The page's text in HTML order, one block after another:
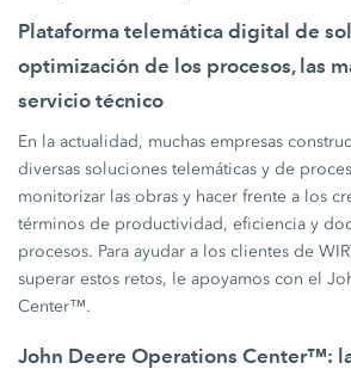
Plataforma telemática digital de
optimización de los procesos, las
servicio técnico
En la actualidad, muchas empresas
diversas soluciones telemáticas y de
monitorizar las obras y hacer frente a los
términos de productividad, eficiencia y
procesos. Para ayudar a los clientes de
superar estos retos, le apoyamos con el
Center™.
John Deere Operations Center™: